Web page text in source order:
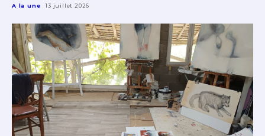
A la une 13 juillet 2026